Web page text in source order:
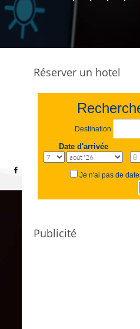
Réserver un hotel
Destination
Date d'arrivée
Je n'ai pas de
Publicité